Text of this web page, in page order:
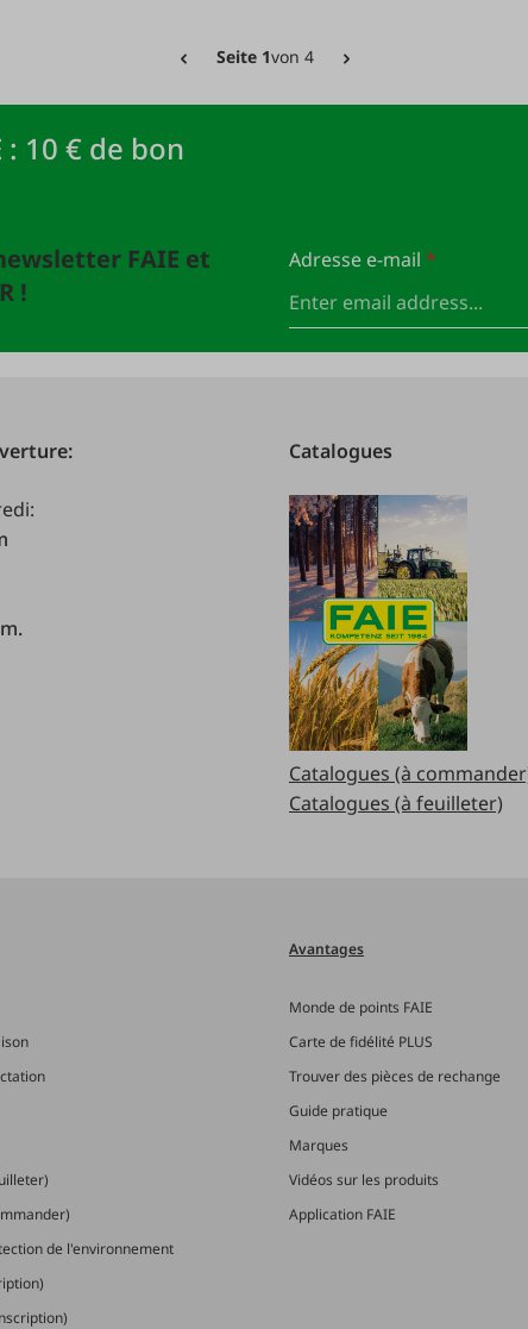
Seite 1von 4
10 € de bon
FAIE et
!
Adresse e-mail *
Catalogues
Catalogues (à
Catalogues (à feuilleter)
de l'environnement
Avantages
Monde de points FAIE
Carte de fidélité PLUS
Trouver des pièces de rechange
Guide pratique
Marques
Vidéos sur les produits
Application FAIE